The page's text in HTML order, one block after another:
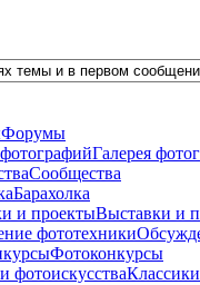
Форумы
Галерея
Сообщества
Барахолка
Выставки и
Фотоконкурсы